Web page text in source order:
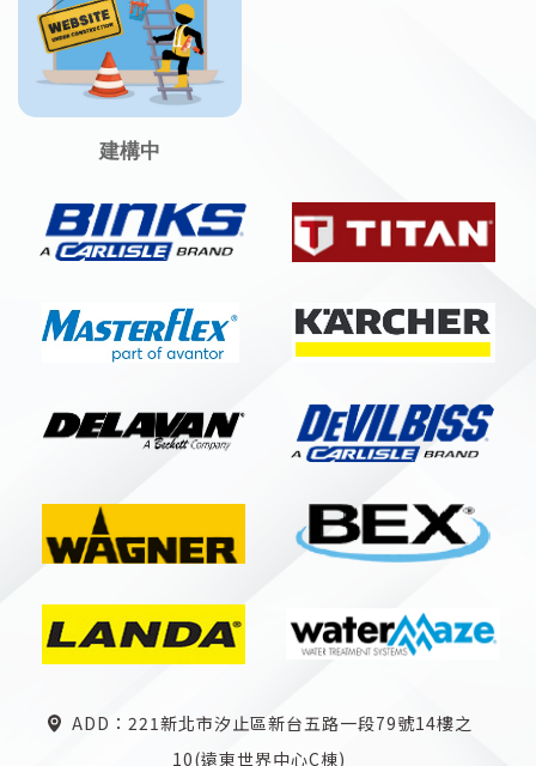
建構中
ADD：221新北市汐止區新台五路一段79號14樓之
10(遠東世界中心C棟)